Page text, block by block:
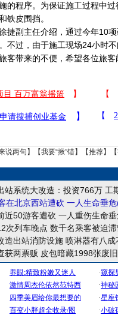
的程序。为保证施工过程中
铁皮围挡。
副主任介绍，通过今年10项
不过，由于施工现场24小时
客带来的不便，希望各位旅
说两句 】【我要“揪”错】【推荐】
站系统大改造：投资766万 工
在北京西站遭砍 一人生命垂
近50游客遭砍 一人重伤生命
次列车晚点 数千名乘客被迫
造出站消防设施 喷淋器有八成
获两票贩 皮包暗藏1998张废